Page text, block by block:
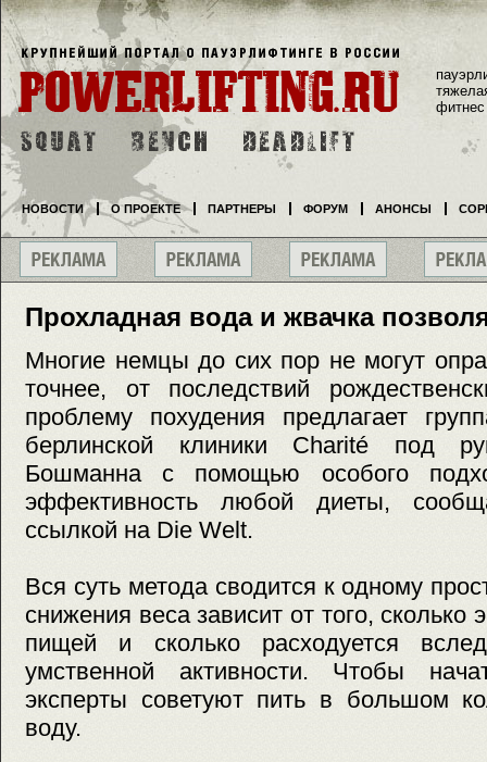
Прохладная вода и жвачка
Многие немцы до сих пор не могут
точнее, от последствий
проблему похудения предлагает
берлинской клиники Charité под
Бошманна с помощью особого
эффективность любой диеты,
ссылкой на Die Welt.
Вся суть метода сводится к одному
снижения веса зависит от того, сколько
пищей и сколько расходуется
умственной активности. Чтобы
эксперты советуют пить в большом
воду.
фитнес
НОВОСТИ О ПРОЕКТЕ ПАРТНЕРЫ ФОРУМ АНОНСЫ